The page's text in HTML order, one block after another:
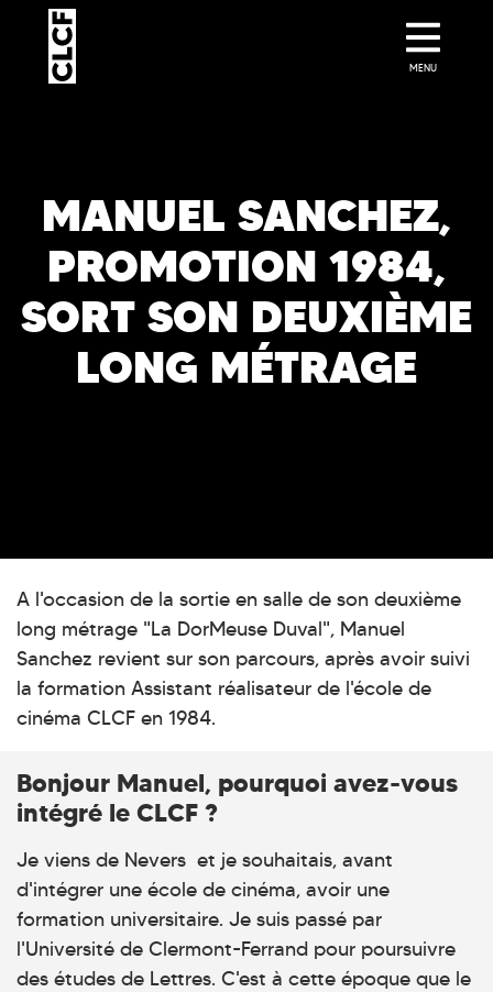
MANUEL SANCHEZ,
PROMOTION 1984,
SORT SON DEUXIÈME
LONG MÉTRAGE
A l'occasion de la sortie en salle de son deuxième
long métrage "La DorMeuse Duval", Manuel
Sanchez revient sur son parcours, après avoir suivi
la formation Assistant réalisateur de l'école de
cinéma CLCF en 1984.
Bonjour Manuel, pourquoi avez-vous
intégré le CLCF ?
Je viens de Nevers et je souhaitais, avant
d'intégrer une école de cinéma, avoir une
formation universitaire. Je suis passé par
l'Université de Clermont-Ferrand pour poursuivre
des études de Lettres. C'est à cette époque que le
MENU